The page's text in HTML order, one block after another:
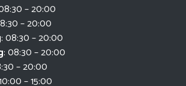
– 20:00
– 20:00
: 08:30 – 20:00
: 08:30 – 20:00
– 20:00
– 15:00